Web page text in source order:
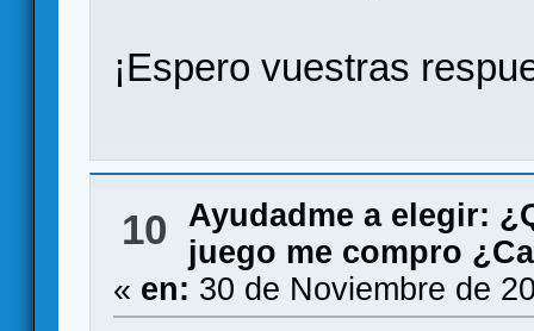
¡Espero vuestras
10
Ayudadme a elegir:
juego me compro
« en: 30 de Noviembre de